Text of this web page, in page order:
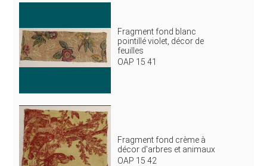
Fragment fond blanc
pointillé violet, décor de
feuilles
OAP 15 41
Fragment fond crème à
décor d'arbres et animaux
OAP 15 42